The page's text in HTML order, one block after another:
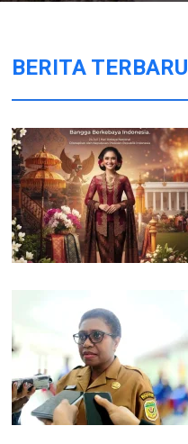
BERITA TERBARU